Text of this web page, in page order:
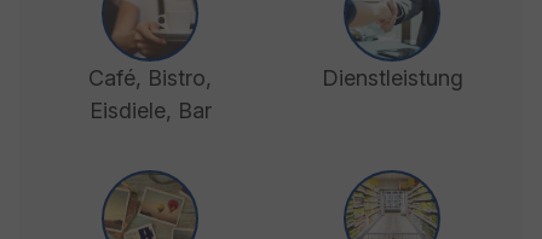
Café, Bistro,
Eisdiele, Bar
Dienstleistung